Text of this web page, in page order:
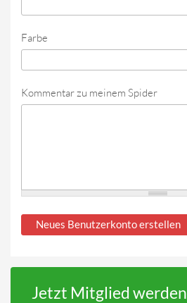
Farbe
Kommentar zu meinem Spider
Jetzt Mitglied werden